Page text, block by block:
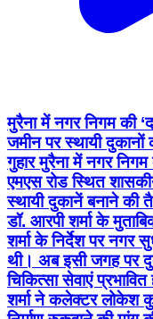
मुरैना में नगर निगम की
जमीन पर स्थायी
गुहार मुरैना में नगर
एमएस रोड स्थित
स्थायी दुकानें बनाने की
डॉ. आरपी शर्मा के
शर्मा के निर्देश पर नगर
थी। अब इसी जगह पर
चिकित्सा सेवाएं
शर्मा ने कलेक्टर लोकेश